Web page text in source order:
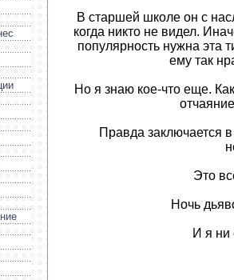
В старшей школе он с
когда никто не видел.
популярность нужна эта
ему так
Но я знаю кое-что еще.
Правда заключается
Это
Ночь
И я ни